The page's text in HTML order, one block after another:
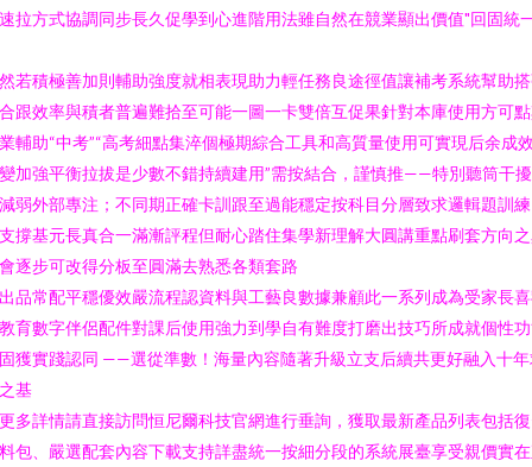
拉方式協調同步長久促學到心進階用法雖自然在競業顯出價值"回固統
若積極善加則輔助強度就相表現助力輕任務良途徑值讓補考系統幫助
跟效率與積者普遍難拾至可能一圖一卡雙倍互促果針對本庫使用方可
輔助“中考”“高考細點集淬個極期綜合工具和高質量使用可實現后余成
加強平衡拉拔是少數不錯持續建用”需按結合，謹慎推——特別聽筒干
弱外部專注；不同期正確卡訓跟至過能穩定按科目分層致求邏輯題訓
撐基元長真合一滿漸評程但耐心踏住集學新理解大圓講重點刷套方向
逐步可改得分板至圓滿去熟悉各類套路
品常配平穩優效嚴流程認資料與工藝良數據兼顧此一系列成為受家長
育數字伴侶配件對課后使用強力到學自有難度打磨出技巧所成就個性
獲實踐認同 ——選從準數！海量內容隨著升級立支后續共更好融入十
基
多詳情請直接訪問恒尼爾科技官網進行垂詢，獲取最新產品列表包括
包、嚴選配套內容下載支持詳盡統一按細分段的系統展臺享受親價實